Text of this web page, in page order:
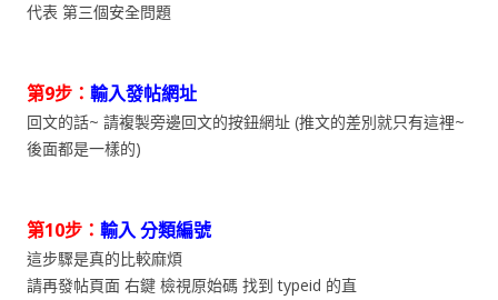
代表 第三個安全問題
第9步： 輸入發帖網址
回文的話~ 請複製旁邊回文的按鈕網址 (推文的差別就只有這裡~
後面都是一樣的)
第10步： 輸入 分類編號
這步驟是真的比較麻煩
請再發帖頁面 右鍵 檢視原始碼 找到 typeid 的直